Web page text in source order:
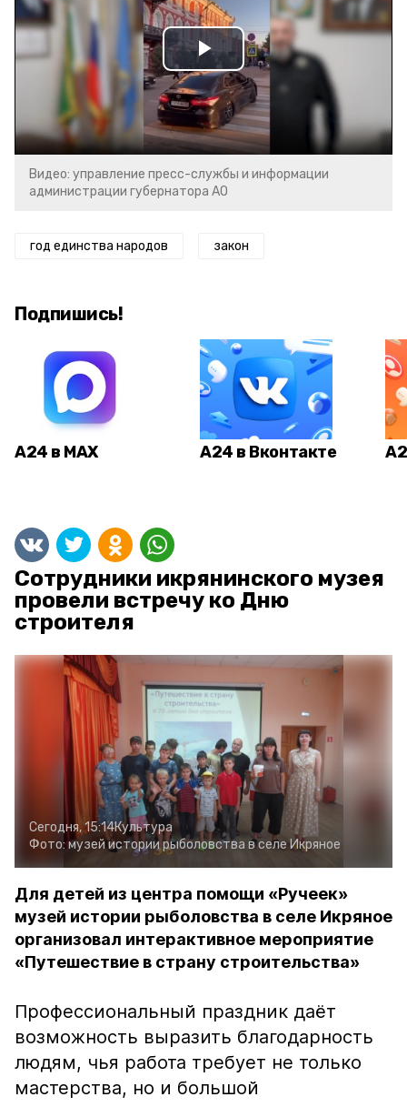
Play
Video
Видео: управление пресс-службы и информации
администрации губернатора АО
год единства народов закон
Подпишись!
А24 в MAX А24 в Вконтакте
Сотрудники икрянинского музея
провели встречу ко Дню
строителя
Сегодня, 15:14Культура
Фото:музей истории рыболовства в селе Икряное
Для детей из центра помощи «Ручеек»
музей истории рыболовства в селе Икряное
организовал интерактивное мероприятие
«Путешествие в страну строительства»
Профессиональный праздник даёт
возможность выразить благодарность
людям, чья работа требует не только
мастерства, но и большой